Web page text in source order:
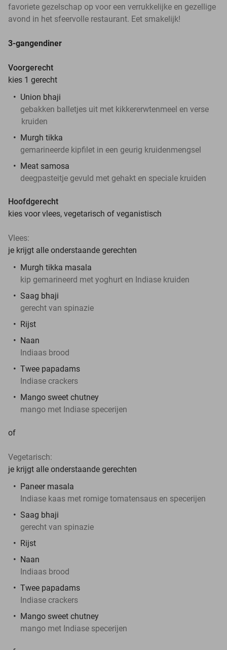
favoriete gezelschap op voor een verrukkelijke en gezellige
avond in het sfeervolle restaurant. Eet smakelijk!
3-gangendiner
Voorgerecht
kies 1 gerecht
Union bhaji
gebakken balletjes uit met kikkererwtenmeel en verse
kruiden
Murgh tikka
gemarineerde kipfilet in een geurig kruidenmengsel
Meat samosa
deegpasteitje gevuld met gehakt en speciale kruiden
Hoofdgerecht
kies voor vlees, vegetarisch of veganistisch
Vlees:
je krijgt alle onderstaande gerechten
Murgh tikka masala
kip gemarineerd met yoghurt en Indiase kruiden
Saag bhaji
gerecht van spinazie
Rijst
Naan
Indiaas brood
Twee papadams
Indiase crackers
Mango sweet chutney
mango met Indiase specerijen
of
Vegetarisch:
je krijgt alle onderstaande gerechten
Paneer masala
Indiase kaas met romige tomatensaus en specerijen
Saag bhaji
gerecht van spinazie
Rijst
Naan
Indiaas brood
Twee papadams
Indiase crackers
Mango sweet chutney
mango met Indiase specerijen